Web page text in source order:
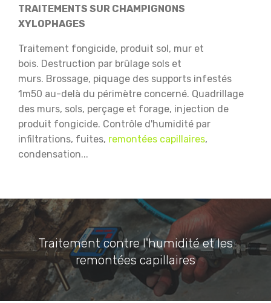
TRAITEMENTS SUR CHAMPIGNONS
XYLOPHAGES
Traitement fongicide, produit sol, mur et
bois. Destruction par brûlage sols et
murs. Brossage, piquage des supports infestés
1m50 au-delà du périmètre concerné. Quadrillage
des murs, sols, perçage et forage, injection de
produit fongicide. Contrôle d'humidité par
infiltrations, fuites, remontées capillaires,
condensation...
Traitement contre l'humidité et les
remontées capillaires